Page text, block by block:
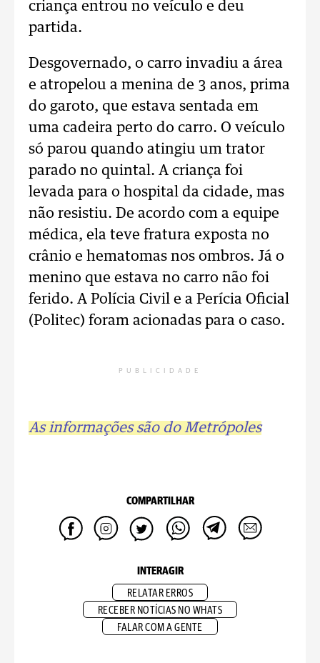
criança entrou no veículo e deu
partida.
Desgovernado, o carro invadiu a área
e atropelou a menina de 3 anos, prima
do garoto, que estava sentada em
uma cadeira perto do carro. O veículo
só parou quando atingiu um trator
parado no quintal. A criança foi
levada para o hospital da cidade, mas
não resistiu. De acordo com a equipe
médica, ela teve fratura exposta no
crânio e hematomas nos ombros. Já o
menino que estava no carro não foi
ferido. A Polícia Civil e a Perícia Oficial
(Politec) foram acionadas para o caso.
PUBLICIDADE
As informações são do Metrópoles
COMPARTILHAR
INTERAGIR
RELATAR ERROS
RECEBER NOTÍCIAS NO WHATS
FALAR COM A GENTE